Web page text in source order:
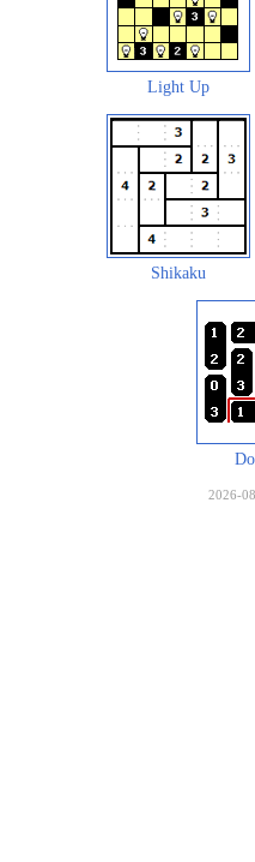
Light Up
Shikaku
2026-